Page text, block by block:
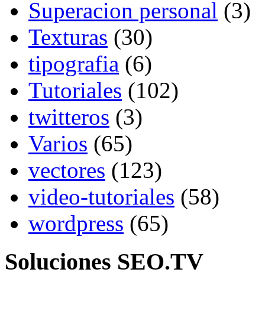
Superacion personal (3)
Texturas (30)
tipografia (6)
Tutoriales (102)
twitteros (3)
Varios (65)
vectores (123)
video-tutoriales (58)
wordpress (65)
Soluciones SEO.TV